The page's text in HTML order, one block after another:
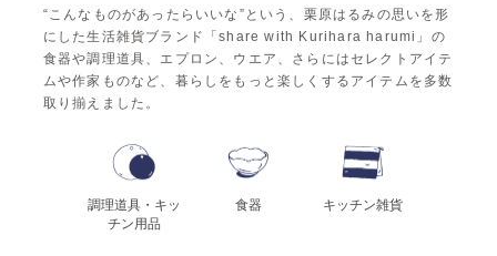
“こんなものがあったらいいな”という、栗原はるみの思いを形
にした生活雑貨ブランド「share with Kurihara harumi」の
食器や調理道具、エプロン、ウエア、さらにはセレクトアイテ
ムや作家ものなど、暮らしをもっと楽しくするアイテムを多数
取り揃えました。
調理道具・キッ
チン用品
食器 キッチン雑貨